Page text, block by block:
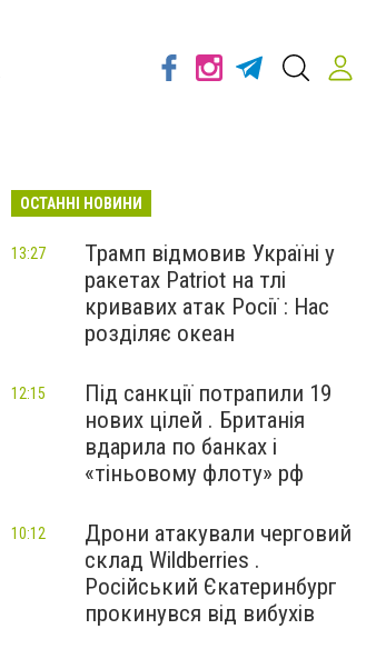
ОСТАННІ НОВИНИ
Трамп відмовив Україні у
ракетах Patriot на тлі
кривавих атак Росії : Нас
розділяє океан
13:27
Під санкції потрапили 19
нових цілей . Британія
вдарила по банках і
«тіньовому флоту» рф
12:15
Дрони атакували черговий
склад Wildberries .
Російський Єкатеринбург
прокинувся від вибухів
10:12